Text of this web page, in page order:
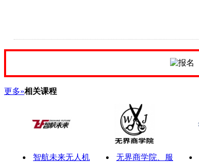
更多»相关课程
智航未来无人机
无界商学院、服